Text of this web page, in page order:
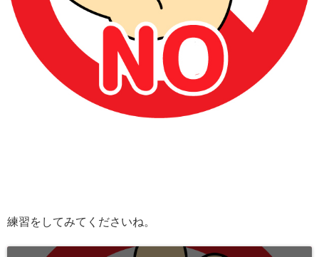
練習をしてみてくださいね。